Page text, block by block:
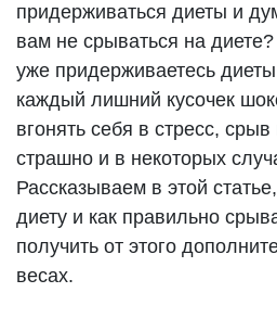
придерживаться диеты и
вам не срываться на
уже придерживаетесь
каждый лишний кусочек
вгонять себя в стресс,
страшно и в некоторых
Рассказываем в этой
диету и как правильно
получить от этого
весах.